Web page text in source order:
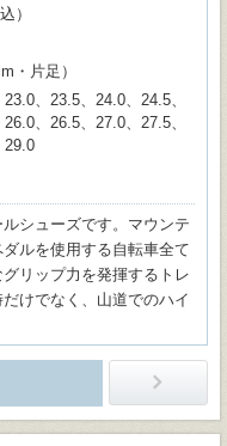
）
・片足）
、23.5、24.0、24.5、
、26.5、27.0、27.5、
29.0
シューズです。マウンテ
ルを使用する自転車全て
リップ力を発揮するトレ
けでなく、山道でのハイ